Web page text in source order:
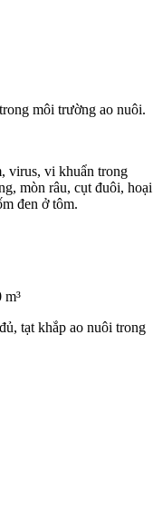
môi trường ao nuôi.
virus, vi khuẩn trong
mòn râu, cụt đuôi, hoại
đen ở tôm.
m³
tạt khắp ao nuôi trong